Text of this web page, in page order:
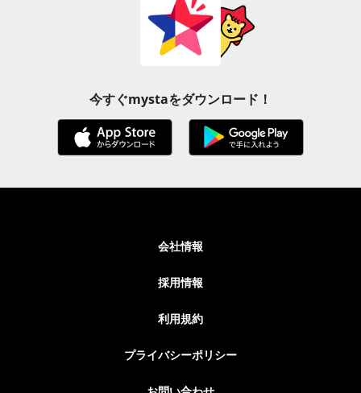
今すぐmystaをダウンロード！
会社情報
採用情報
利用規約
プライバシーポリシー